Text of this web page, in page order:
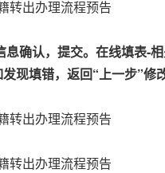
息确认，提交。在线填表
现填错，返回“上一步”修